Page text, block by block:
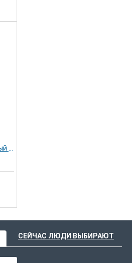
СЕЙЧАС ЛЮДИ ВЫБИРАЮТ